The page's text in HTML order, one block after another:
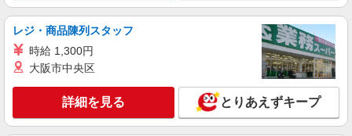
東京都大田区北嶺町37-13
キープ 詳細を見る
アルバイト パート
ケンタッキーフライドチキン 池上店
カウンター・キッチンスタッフ ＜優先募集日
時＞土日祝 18:00〜23:00
レジ・商品陳列スタッフ
時給 1,300円
大阪市中央区
詳細を見る とりあえずキープ